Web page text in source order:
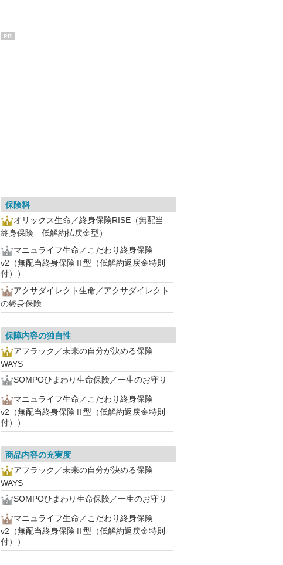
PR
保険料
オリックス生命／終身保険RISE（無配当
終身保険 低解約払戻金型）
マニュライフ生命／こだわり終身保険
v2（無配当終身保険Ⅱ型（低解約返戻金特則
付））
アクサダイレクト生命／アクサダイレクト
の終身保険
保障内容の独自性
アフラック／未来の自分が決める保険
WAYS
SOMPOひまわり生命保険／一生のお守り
マニュライフ生命／こだわり終身保険
v2（無配当終身保険Ⅱ型（低解約返戻金特則
付））
商品内容の充実度
アフラック／未来の自分が決める保険
WAYS
SOMPOひまわり生命保険／一生のお守り
マニュライフ生命／こだわり終身保険
v2（無配当終身保険Ⅱ型（低解約返戻金特則
付））